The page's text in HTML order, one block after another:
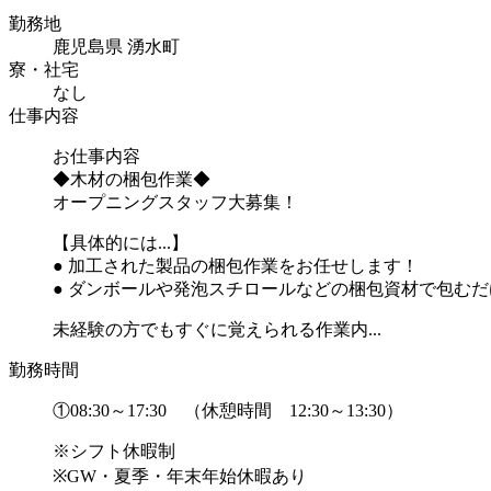
勤務地
鹿児島県 湧水町
寮・社宅
なし
仕事内容
お仕事内容
◆木材の梱包作業◆
オープニングスタッフ大募集！
【具体的には...】
● 加工された製品の梱包作業をお任せします！
● ダンボールや発泡スチロールなどの梱包資材で包む
未経験の方でもすぐに覚えられる作業内...
勤務時間
①08:30～17:30 （休憩時間 12:30～13:30）
※シフト休暇制
※GW・夏季・年末年始休暇あり